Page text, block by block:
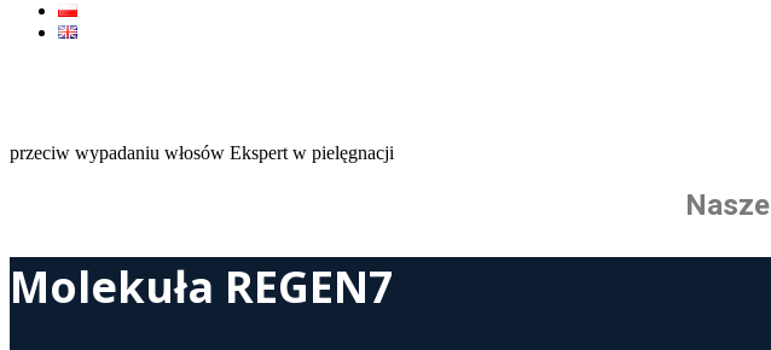
przeciw wypadaniu włosów Ekspert w pielęgnacji
Nasze
Molekuła REGEN7